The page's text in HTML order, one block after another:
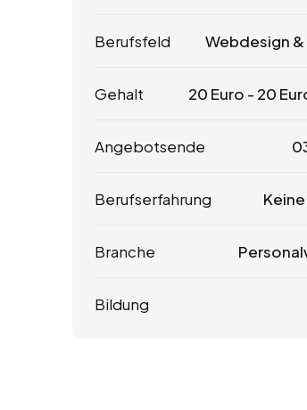
Berufsfeld Webdesign
Gehalt 20 Euro - 20
Angebotsende
Berufserfahrung
Branche
Bildung